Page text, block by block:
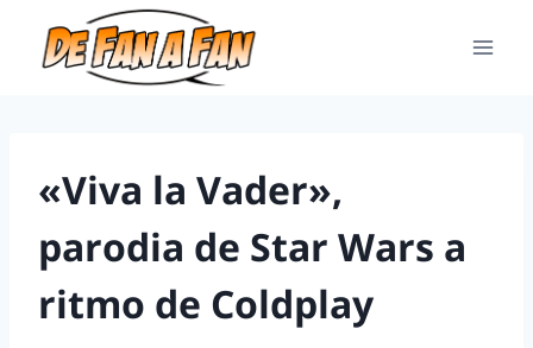
«Viva la Vader»,
parodia de Star Wars a
ritmo de Coldplay